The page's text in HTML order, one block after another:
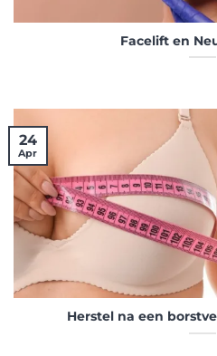
Facelift en
Herstel na een
24
Apr